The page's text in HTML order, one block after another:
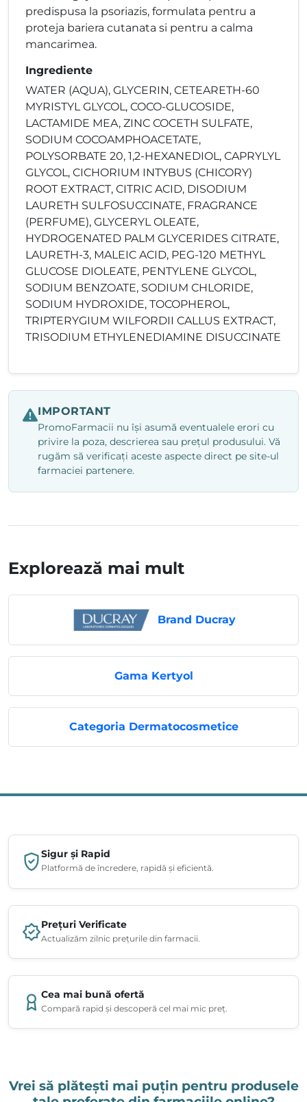
predispusa la psoriazis, formulata pentru a
proteja bariera cutanata si pentru a calma
mancarimea.
Ingrediente
WATER (AQUA), GLYCERIN, CETEARETH-60
MYRISTYL GLYCOL, COCO-GLUCOSIDE,
LACTAMIDE MEA, ZINC COCETH SULFATE,
SODIUM COCOAMPHOACETATE,
POLYSORBATE 20, 1,2-HEXANEDIOL, CAPRYLYL
GLYCOL, CICHORIUM INTYBUS (CHICORY)
ROOT EXTRACT, CITRIC ACID, DISODIUM
LAURETH SULFOSUCCINATE, FRAGRANCE
(PERFUME), GLYCERYL OLEATE,
HYDROGENATED PALM GLYCERIDES CITRATE,
LAURETH-3, MALEIC ACID, PEG-120 METHYL
GLUCOSE DIOLEATE, PENTYLENE GLYCOL,
SODIUM BENZOATE, SODIUM CHLORIDE,
SODIUM HYDROXIDE, TOCOPHEROL,
TRIPTERYGIUM WILFORDII CALLUS EXTRACT,
TRISODIUM ETHYLENEDIAMINE DISUCCINATE
IMPORTANT
PromoFarmacii nu își asumă eventualele erori cu
privire la poza, descrierea sau prețul produsului. Vă
rugăm să verificați aceste aspecte direct pe site-ul
farmaciei partenere.
Explorează mai mult
Brand Ducray
Gama Kertyol
Categoria Dermatocosmetice
Sigur și Rapid
Platformă de încredere, rapidă și eficientă.
Prețuri Verificate
Actualizăm zilnic prețurile din farmacii.
Cea mai bună ofertă
Compară rapid și descoperă cel mai mic preț.
Vrei să plătești mai puțin pentru produsele